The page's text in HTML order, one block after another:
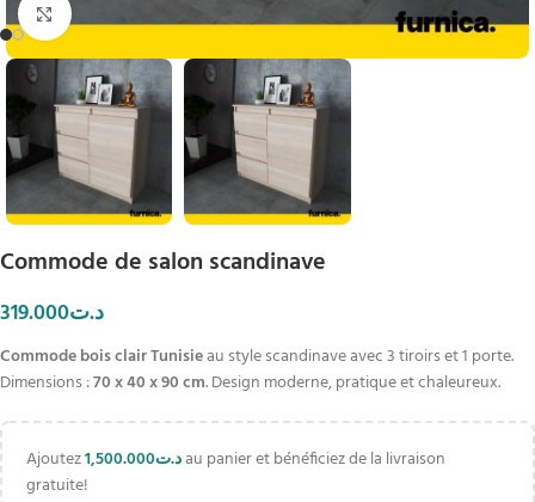
Click to enlarge
Commode de salon scandinave
د.ت319.000
Commode bois clair Tunisieau style scandinave avec 3 tiroirs et 1 porte.
Dimensions :70 x 40 x 90 cm. Design moderne, pratique et chaleureux.
Ajoutez د.ت1,500.000
au panier et bénéficiez de la livraison
gratuite!